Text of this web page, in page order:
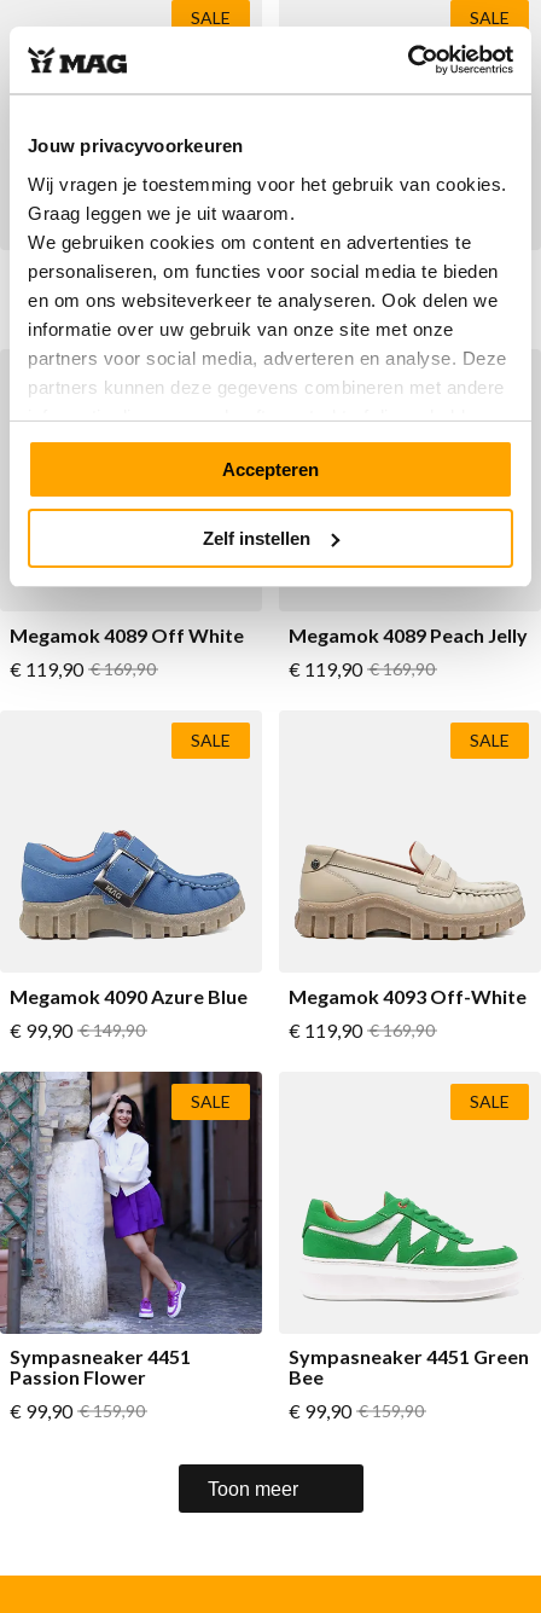
Jouw privacyvoorkeuren
Wij vragen je toestemming voor het gebruik van cookies.
Graag leggen we je uit waarom.
We gebruiken cookies om content en advertenties te
personaliseren, om functies voor social media te bieden
en om ons websiteverkeer te analyseren. Ook delen we
informatie over uw gebruik van onze site met onze
partners voor social media, adverteren en analyse. Deze
partners kunnen deze gegevens combineren met andere
informatie die u aan ze heeft verstrekt of die ze hebben
verzameld op basis van uw gebruik van hun services.
Accepteren
Zelf instellen
Megamok 4088 Off-White
Vanaf
€ 99,90 Normale prijs
€ 149,90
SALE
Megamok 4089 Black
Vanaf
€ 119,90 Normale prijs
€ 169,90
SALE
Megamok 4089 Off White
Vanaf
€ 119,90 Normale prijs
€ 169,90
Megamok 4089 Peach Jelly
Vanaf
€ 119,90 Normale prijs
€ 169,90
SALE
Megamok 4090 Azure Blue
Vanaf
€ 99,90 Normale prijs
€ 149,90
SALE
Megamok 4093 Off-White
Vanaf
€ 119,90 Normale prijs
€ 169,90
SALE
Sympasneaker 4451
Passion Flower
Vanaf
€ 99,90 Normale prijs
€ 159,90
SALE
Sympasneaker 4451 Green
Bee
Vanaf
€ 99,90 Normale prijs
€ 159,90
SALE
Toon meer